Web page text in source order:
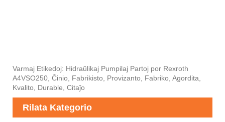
Varmaj Etikedoj: Hidraŭlikaj Pumpilaj Partoj por Rexroth
A4VSO250, Ĉinio, Fabrikisto, Provizanto, Fabriko, Agordita,
Kvalito, Durable, Citaĵo
Rilata Kategorio